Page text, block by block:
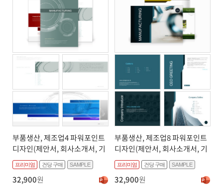
부품생산, 제조업4 파워포인트
디자인(제안서, 회사소개서, 기
획서, 브로슈어, 상품소개서 디
자인)
프리미엄 건당 구매 SAMPLE
32,900원
부품생산, 제조업8 파워포인트
디자인(제안서, 회사소개서, 기
획서, 브로슈어, 상품소개서 디
자인)
프리미엄 건당 구매 SAMPLE
32,900원